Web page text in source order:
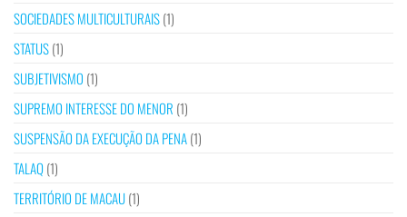
SOCIEDADES MULTICULTURAIS(1)
STATUS(1)
SUBJETIVISMO (1)
SUPREMO INTERESSE DO MENOR (1)
SUSPENSÃO DA EXECUÇÃO DA PENA(1)
TALAQ(1)
TERRITÓRIO DE MACAU(1)